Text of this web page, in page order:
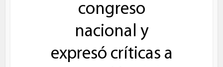
congreso
nacional y
expresó críticas a